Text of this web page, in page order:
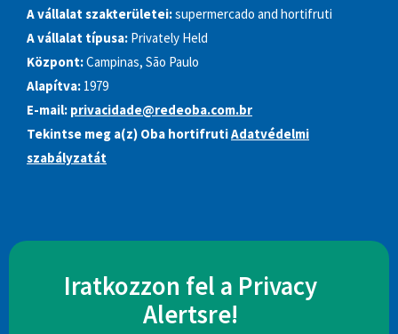
A vállalat szakterületei:supermercado and hortifruti
A vállalat típusa: Privately Held
Központ:Campinas, São Paulo
Alapítva: 1979
E-mail: privacidade@redeoba.com.br
Tekintse meg a(z) Oba hortifrutiAdatvédelmi
szabályzatát
Iratkozzon fel a Privacy
Alertsre!